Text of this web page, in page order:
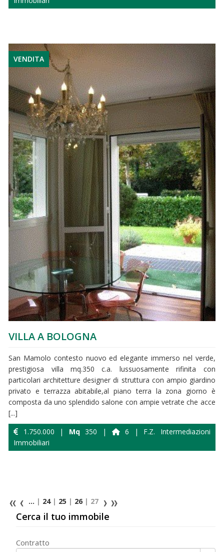
VENDITA
VILLA A BOLOGNA
San Mamolo contesto nuovo ed elegante immerso nel verde,
prestigiosa villa mq.350 c.a. lussuosamente rifinita con
particolari architetture designer di struttura con ampio giardino
privato e terrazza abitabile,al piano terra la zona giorno è
composta da uno splendido salone con ampie vetrate che acce
[...]
1.750.000 | Mq350 |
6 | F.Z. Intermediazioni
Immobiliari
... | 24| 25 | 26 | 27
Cerca il tuo immobile
Contratto